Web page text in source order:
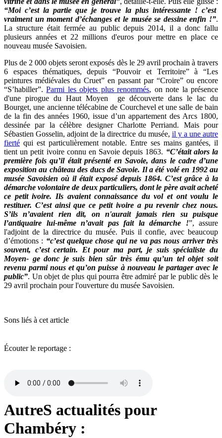
“Moi c’est la partie que je trouve la plus intéressante ! c’est
vraiment un moment d’échanges et le musée se dessine enfin !”.
La structure était fermée au public depuis 2014, il a donc fallu
plusieurs années et 22 millions d'euros pour mettre en place ce
nouveau musée Savoisien.
Plus de 2 000 objets seront exposés dès le 29 avril prochain à travers
6 espaces thématiques, depuis “Pouvoir et Territoire” à “Les
peintures médiévales du Cruet” en passant par “Croire” ou encore
“S’habiller”.Parmi les objets plus renommés, on note la présence
d'une pirogue du Haut Moyen ge découverte dans le lac du
Bourget, une ancienne télécabine de Courchevel et une salle de bain
de la fin des années 1960, issue d’un appartement des Arcs 1800,
dessinée par la célèbre designer Charlotte Perriand. Mais pour
Sébastien Gosselin, adjoint de la directrice du musée, il y a une autre
fierté qui est particulièrement notable. Entre ses mains gantées, il
tient un petit ivoire connu en Savoie depuis 1863. “C’était alors la
première fois qu’il était présenté en Savoie, dans le cadre d’une
exposition au château des ducs de Savoie. Il a été volé en 1992 au
musée Savoisien où il était exposé depuis 1864. C’est grâce à la
démarche volontaire de deux particuliers, dont le père avait acheté
ce petit ivoire. Ils avaient connaissance du vol et ont voulu le
restituer. C’est ainsi que ce petit ivoire a pu revenir chez nous.
S’ils n’avaient rien dit, on n'aurait jamais rien su puisque
l’antiquaire lui-même n’avait pas fait la démarche !”, assure
l'adjoint de la directrice du musée. Puis il confie, avec beaucoup
d’émotions : “c’est quelque chose qui ne va pas nous arriver très
souvent, c’est certain. Et pour ma part, je suis spécialiste du
Moyen- ge donc je suis bien sûr très ému qu’un tel objet soit
revenu parmi nous et qu’on puisse à nouveau le partager avec le
public”. Un objet de plus qui pourra être admiré par le public dès le
29 avril prochain pour l'ouverture du musée Savoisien.
Sons liés à cet article
Écouter le reportage :
AutreS actualités pour
Chambéry :